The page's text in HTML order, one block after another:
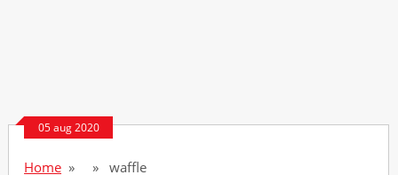
05 aug 2020
Home » » waffle